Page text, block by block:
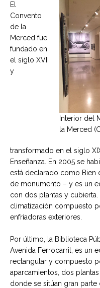
Interior del
la Merced
El
Convento
de la
Merced fue
fundado en
el siglo XVII
y
transformado en el siglo
Enseñanza. En 2005 se
está declarado como Bien
de monumento – y es un
con dos plantas y
climatización compuesto
enfriadoras exteriores.
Por último, la Biblioteca
Avenida Ferrocarril, es un
rectangular y compuesto
aparcamientos, dos
donde se sitúan gran parte